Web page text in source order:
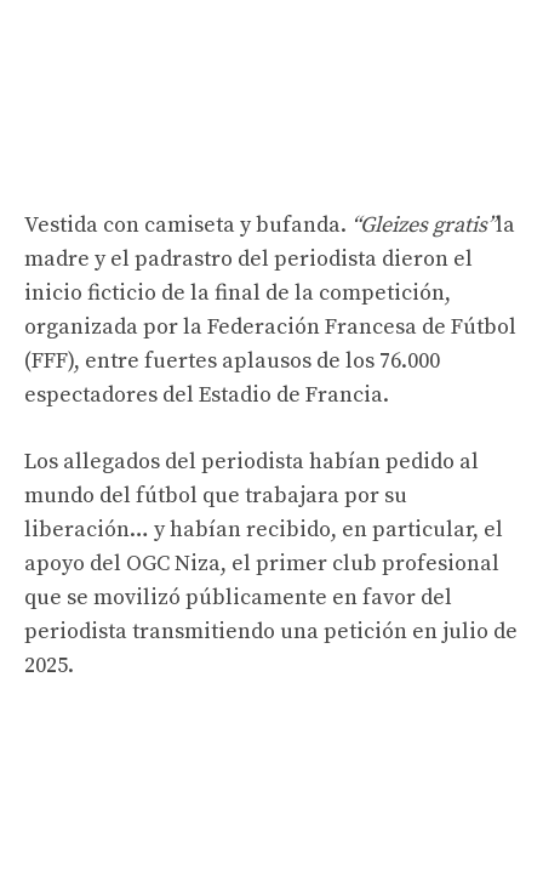
Vestida con camiseta y bufanda. “Gleizes gratis”la
madre y el padrastro del periodista dieron el
inicio ficticio de la final de la competición,
organizada por la Federación Francesa de Fútbol
(FFF), entre fuertes aplausos de los 76.000
espectadores del Estadio de Francia.
Los allegados del periodista habían pedido al
mundo del fútbol que trabajara por su
liberación… y habían recibido, en particular, el
apoyo del OGC Niza, el primer club profesional
que se movilizó públicamente en favor del
periodista transmitiendo una petición en julio de
2025.